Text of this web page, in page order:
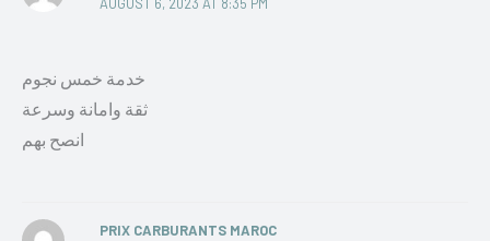
خدمة خمس نجوم
ثقة وامانة وسرعة
انصح بهم
PRIX CARBURANTS MAROC